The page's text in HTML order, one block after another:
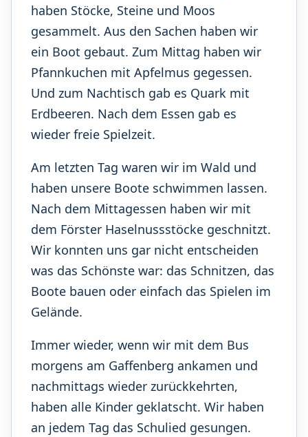
haben Stöcke, Steine und Moos
gesammelt. Aus den Sachen haben wir
ein Boot gebaut. Zum Mittag haben wir
Pfannkuchen mit Apfelmus gegessen.
Und zum Nachtisch gab es Quark mit
Erdbeeren. Nach dem Essen gab es
wieder freie Spielzeit.
Am letzten Tag waren wir im Wald und
haben unsere Boote schwimmen lassen.
Nach dem Mittagessen haben wir mit
dem Förster Haselnussstöcke geschnitzt.
Wir konnten uns gar nicht entscheiden
was das Schönste war: das Schnitzen, das
Boote bauen oder einfach das Spielen im
Gelände.
Immer wieder, wenn wir mit dem Bus
morgens am Gaffenberg ankamen und
nachmittags wieder zurückkehrten,
haben alle Kinder geklatscht. Wir haben
an jedem Tag das Schulied gesungen.